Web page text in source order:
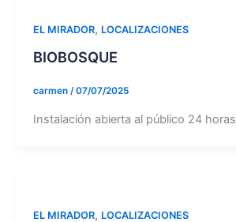
EL MIRADOR, LOCALIZACIONES
BIOBOSQUE
carmen /07/07/2025
Instalación abierta al público 24 horas
EL MIRADOR, LOCALIZACIONES